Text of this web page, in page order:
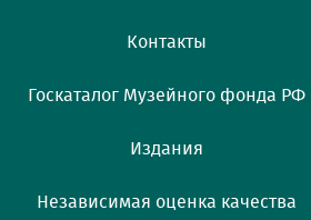
Контакты
Госкаталог Музейного фонда РФ
Издания
Независимая оценка качества